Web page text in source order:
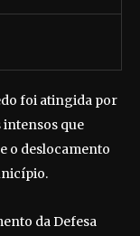
foi atingida por
intensos que
o deslocamento
da Defesa